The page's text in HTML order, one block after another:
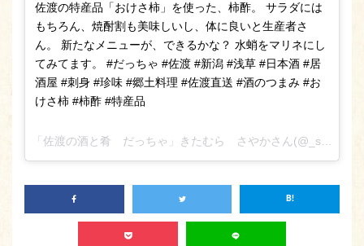
佐渡の特産品「おけさ柿」を使った、柿酢。 サラダには
もちろん、焼酎割も美味しいし、体に良いと生産者さ
ん。 新たなメニューが、できるかな？ 水蛸をマリネにし
てみてます。 #だっちゃ #佐渡 #新潟 #浅草 #日本酒 #居
酒屋 #刺身 #珍味 #郷土料理 #佐渡直送 #酒のつまみ #お
けさ柿 #柿酢 #特産品
「佐渡の酒と肴 だっちゃ」きたむら さやかさん(@_sa_ya_ka_kitamura)が投稿した写真 –